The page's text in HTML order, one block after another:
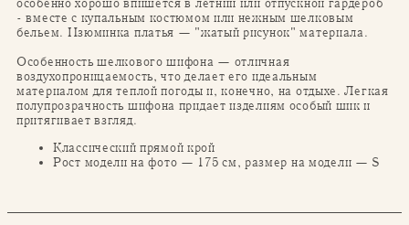
- вместе с купальным костюмом или нежным шелковым
бельем. Изюминка платья — "жатый рисунок" материала.
Особенность шелкового шифона — отличная
воздухопроницаемость, что делает его идеальным
материалом для теплой погоды и, конечно, на отдыхе. Легкая
полупрозрачность шифона придает изделиям особый шик и
притягивает взгляд.
Классический прямой крой
Рост модели на фото — 175 см, размер на модели — S